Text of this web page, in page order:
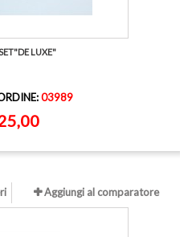
LUXE"
03989
Aggiungi al comparatore